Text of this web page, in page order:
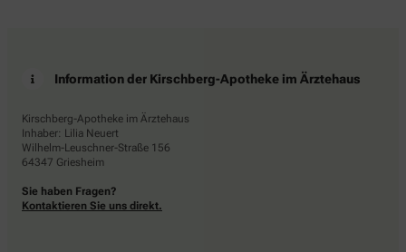
Information der Kirschberg-Apotheke im Ärztehaus
Kirschberg-Apotheke im Ärztehaus
Inhaber: Lilia Neuert
Wilhelm-Leuschner-Straße 156
64347 Griesheim
Sie haben Fragen?
Kontaktieren Sie uns direkt.